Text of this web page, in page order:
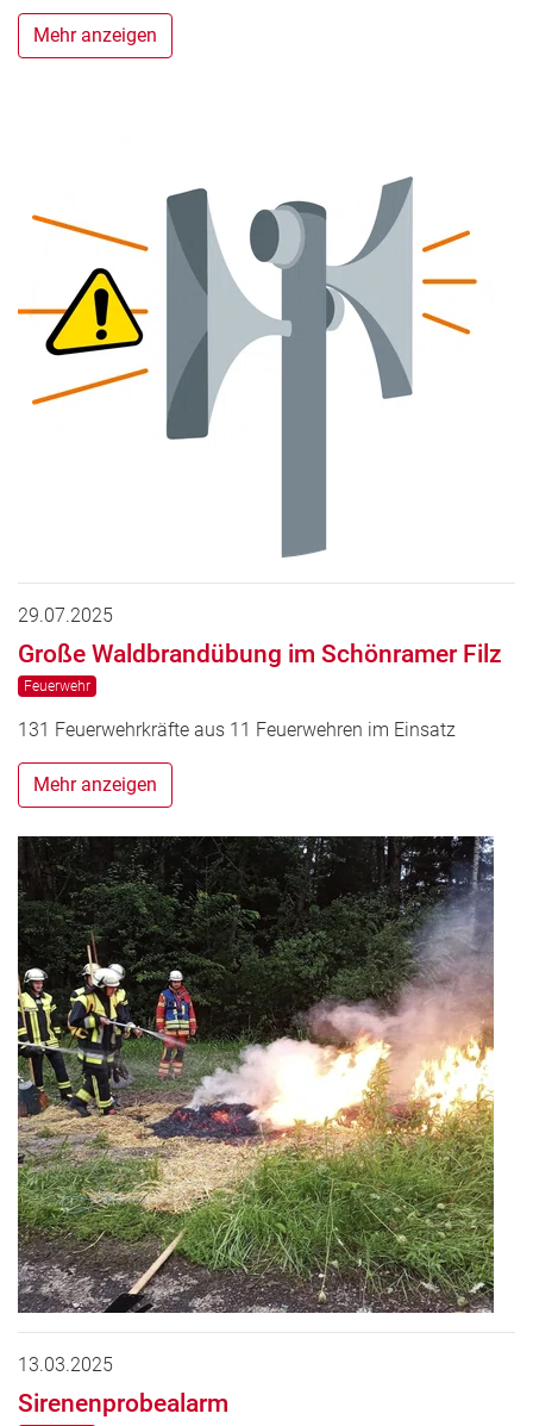
Mehr anzeigen
29.07.2025
Große Waldbrandübung im Schönramer Filz
Feuerwehr
131 Feuerwehrkräfte aus 11 Feuerwehren im Einsatz
Mehr anzeigen
13.03.2025
Sirenenprobealarm